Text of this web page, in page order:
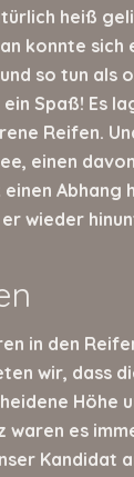
heiß
konnte sich
so tun als
Spaß! Es
Reifen.
einen
Abhang
er wieder
in den
wir, dass
Höhe
es
Kandidat